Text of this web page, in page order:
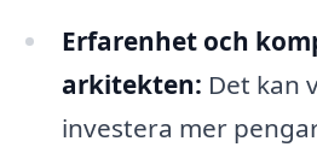
Erfarenhet och
arkitekten: Det kan
investera mer